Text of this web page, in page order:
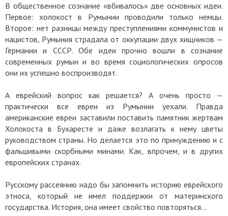
В общественное сознание «вбивалось» две основных идеи.
Первое: холокост в Румынии проводили только немцы.
Второе: нет разницы между преступлениями коммунистов и
нацистов, Румыния страдала от оккупации двух хищников —
Германии и СССР. Обе идеи прочно вошли в сознание
современных румын и во время социологических опросов
они их успешно воспроизводят.
А еврейский вопрос как решается? А очень просто —
практически все евреи из Румынии уехали. Правда
американские евреи заставили поставить памятник жертвам
Холокоста в Бухаресте и даже возлагать к нему цветы
руководством страны. Но делается это по принуждению и с
фальшивыми скорбными минами. Как, впрочем, и в других
европейских странах.
Русскому рассеянию надо бы запомнить историю еврейского
этноса, который не имел поддержки от материнского
государства. История, она имеет свойство повторяться…